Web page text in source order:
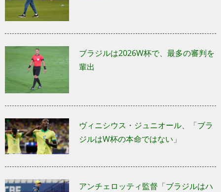
ブラジルは2026W杯で、最多の審判を
輩出
ヴィニシウス・ジュニオール、「ブラ
ジルはW杯の本命ではない」
アンチェロッティ監督「ブラジルはハ